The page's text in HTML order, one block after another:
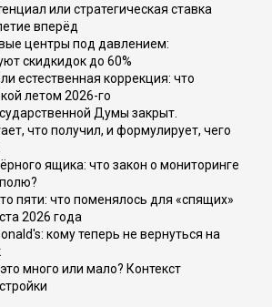
или стратегическая ставка
вперёд
центры под давлением:
скидкидок до 60%
естественная коррекция: что
летом 2026-го
Думы закрыт.
что получил, и формулирует, чего
ящика: что закон о мониторинге
пяти: что поменялось для «спящих»
2026 года
кому теперь не вернуться на
много или мало? Контекст